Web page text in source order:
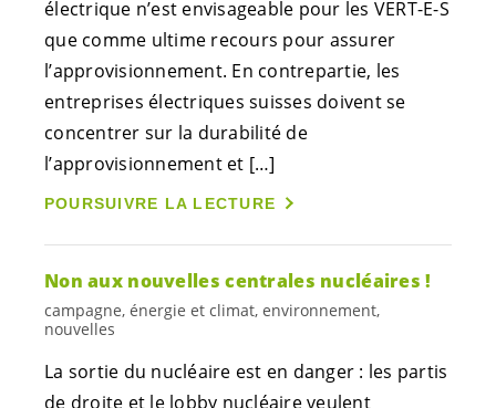
électrique n’est envisageable pour les VERT-E-S
que comme ultime recours pour assurer
l’approvisionnement. En contrepartie, les
entreprises électriques suisses doivent se
concentrer sur la durabilité de
l’approvisionnement et […]
POURSUIVRE LA LECTURE
Non aux nouvelles centrales nucléaires !
campagne, énergie et climat, environnement,
nouvelles
La sortie du nucléaire est en danger : les partis
de droite et le lobby nucléaire veulent